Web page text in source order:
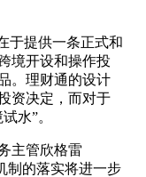
于提供一条正式和
境开设和操作投
。理财通的设计
资决定，而对于
水”。
主管欣格雷
制的落实将进一步